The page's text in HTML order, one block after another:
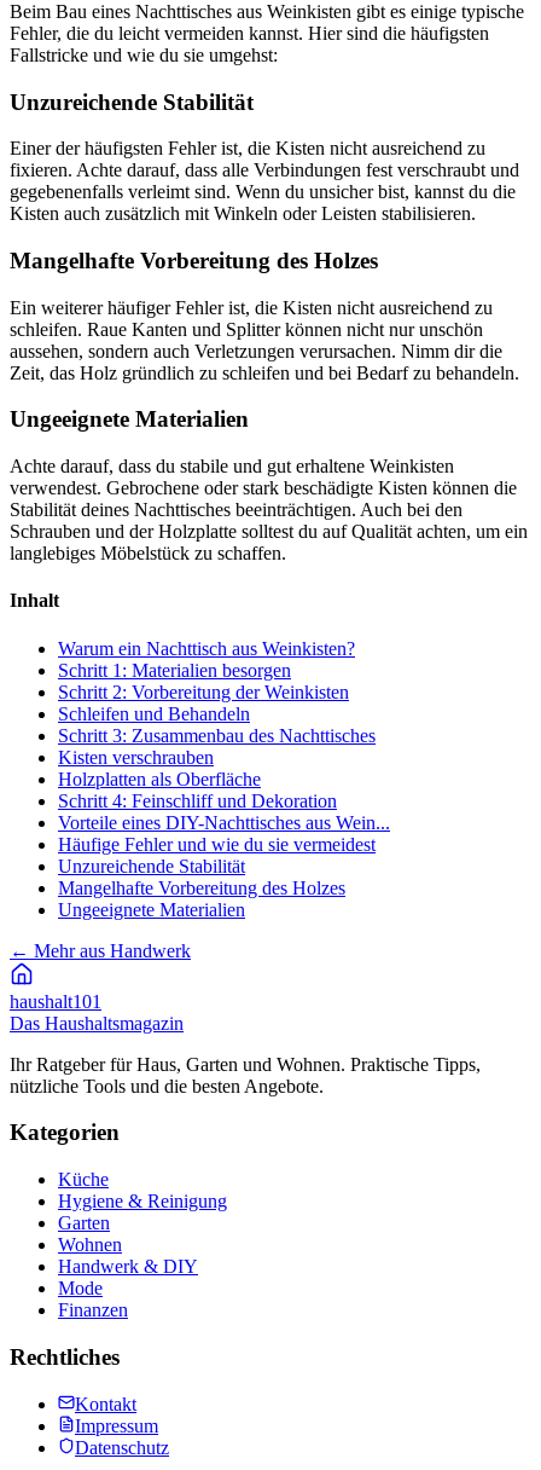
Beim Bau eines Nachttisches aus Weinkisten gibt es einige typische
Fehler, die du leicht vermeiden kannst. Hier sind die häufigsten
Fallstricke und wie du sie umgehst:
Unzureichende Stabilität
Einer der häufigsten Fehler ist, die Kisten nicht ausreichend zu
fixieren. Achte darauf, dass alle Verbindungen fest verschraubt und
gegebenenfalls verleimt sind. Wenn du unsicher bist, kannst du die
Kisten auch zusätzlich mit Winkeln oder Leisten stabilisieren.
Mangelhafte Vorbereitung des Holzes
Ein weiterer häufiger Fehler ist, die Kisten nicht ausreichend zu
schleifen. Raue Kanten und Splitter können nicht nur unschön
aussehen, sondern auch Verletzungen verursachen. Nimm dir die
Zeit, das Holz gründlich zu schleifen und bei Bedarf zu behandeln.
Ungeeignete Materialien
Achte darauf, dass du stabile und gut erhaltene Weinkisten
verwendest. Gebrochene oder stark beschädigte Kisten können die
Stabilität deines Nachttisches beeinträchtigen. Auch bei den
Schrauben und der Holzplatte solltest du auf Qualität achten, um ein
langlebiges Möbelstück zu schaffen.
Inhalt
Warum ein Nachttisch aus Weinkisten?
Schritt 1: Materialien besorgen
Schritt 2: Vorbereitung der Weinkisten
Schleifen und Behandeln
Schritt 3: Zusammenbau des Nachttisches
Kisten verschrauben
Holzplatten als Oberfläche
Schritt 4: Feinschliff und Dekoration
Vorteile eines DIY-Nachttisches aus Wein...
Häufige Fehler und wie du sie vermeidest
Unzureichende Stabilität
Mangelhafte Vorbereitung des Holzes
Ungeeignete Materialien
← Mehr aus Handwerk
haushalt101
Das Haushaltsmagazin
Ihr Ratgeber für Haus, Garten und Wohnen. Praktische Tipps,
nützliche Tools und die besten Angebote.
Kategorien
Küche
Hygiene & Reinigung
Garten
Wohnen
Handwerk & DIY
Mode
Finanzen
Rechtliches
Kontakt
Impressum
Datenschutz